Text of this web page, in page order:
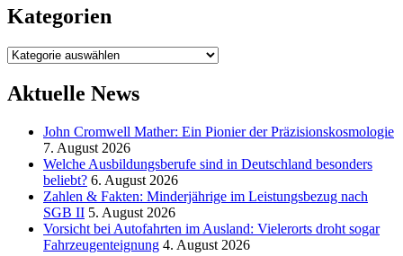
Kategorien
Kategorien
Aktuelle News
John Cromwell Mather: Ein Pionier der Präzisionskosmologie
7. August 2026
Welche Ausbildungsberufe sind in Deutschland besonders
beliebt? 6. August 2026
Zahlen & Fakten: Minderjährige im Leistungsbezug nach
SGB II 5. August 2026
Vorsicht bei Autofahrten im Ausland: Vielerorts droht sogar
Fahrzeugenteignung 4. August 2026